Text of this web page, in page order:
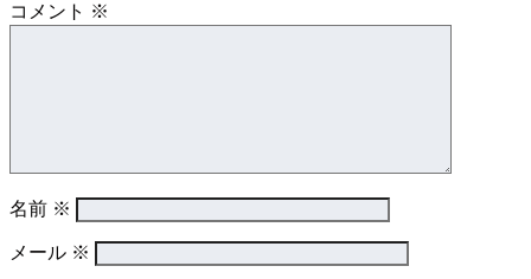
コメント ※
名前 ※
メール ※